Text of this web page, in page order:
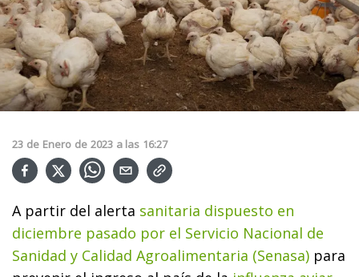
23 de Enero de 2023 a las 16:27
A partir del alerta sanitaria dispuesto en
diciembre pasado por el Servicio Nacional de
Sanidad y Calidad Agroalimentaria (Senasa) para